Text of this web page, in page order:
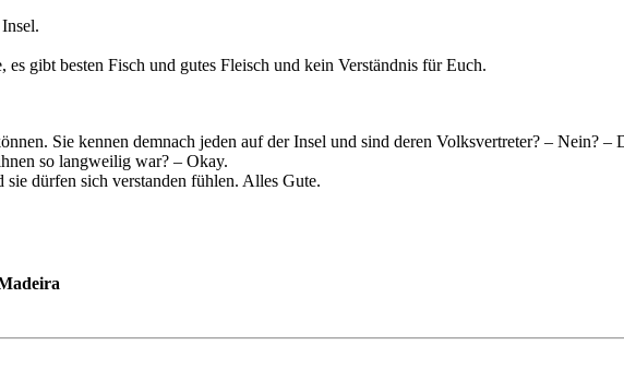
es gibt besten Fisch und gutes Fleisch und kein Verständnis für Euch.
Sie kennen demnach jeden auf der Insel und sind deren Volksvertreter? – Nein?
so langweilig war? – Okay.
dürfen sich verstanden fühlen. Alles Gute.